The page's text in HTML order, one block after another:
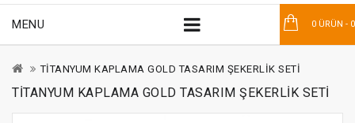
0 ÜRÜN -
MENU
TİTANYUM KAPLAMA GOLD TASARIM ŞEKERLİK SETİ
TİTANYUM KAPLAMA GOLD TASARIM ŞEKERLİK SETİ